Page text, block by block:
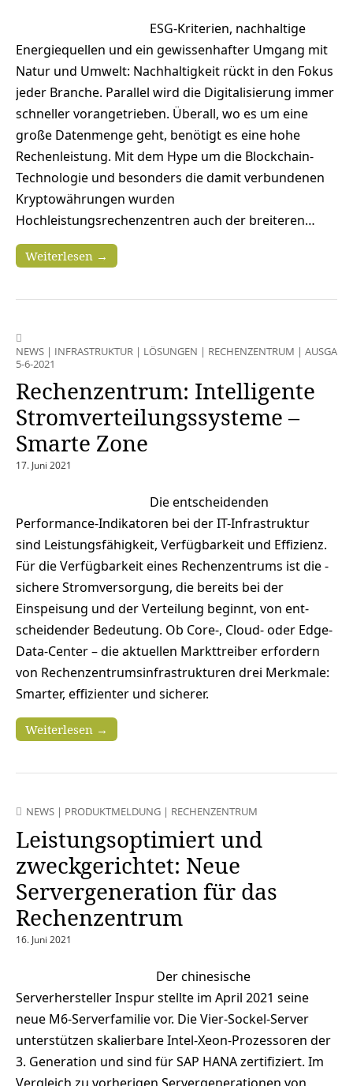
ESG-Kriterien, nachhaltige
Energiequellen und ein gewissenhafter Umgang mit
Natur und Umwelt: Nachhaltigkeit rückt in den Fokus
jeder Branche. Parallel wird die Digitalisierung immer
schneller vorangetrieben. Überall, wo es um eine
große Datenmenge geht, benötigt es eine hohe
Rechenleistung. Mit dem Hype um die Blockchain-
Technologie und besonders die damit verbundenen
Kryptowährungen wurden
Hochleistungsrechenzentren auch der breiteren…
Weiterlesen →
NEWS | INFRASTRUKTUR | LÖSUNGEN | RECHENZENTRUM | AUSGABE
5-6-2021
Rechenzentrum: Intelligente
Stromverteilungssysteme –
Smarte Zone
17. Juni 2021
Die entscheidenden
Performance-Indikatoren bei der IT-Infrastruktur
sind Leistungsfähigkeit, Verfügbarkeit und Effizienz.
Für die Verfüg­barkeit eines Rechenzentrums ist die ­
sichere Stromversorgung, die bereits bei der
Einspeisung und der Verteilung beginnt, von ent­
scheidender Bedeutung. Ob Core-, Cloud- oder Edge-
Data-Center – die aktuellen Markttreiber erfordern
von Rechen­zentrums­­infra­strukturen drei Merkmale:
Smarter, effizienter und sicherer.
Weiterlesen →
NEWS | PRODUKTMELDUNG | RECHENZENTRUM
Leistungsoptimiert und
zweckgerichtet: Neue
Servergeneration für das
Rechenzentrum
16. Juni 2021
Der chinesische
Serverhersteller Inspur stellte im April 2021 seine
neue M6-Serverfamilie vor. Die Vier-Sockel-Server
unterstützen skalierbare Intel-Xeon-Prozessoren der
3. Generation und sind für SAP HANA zertifiziert. Im